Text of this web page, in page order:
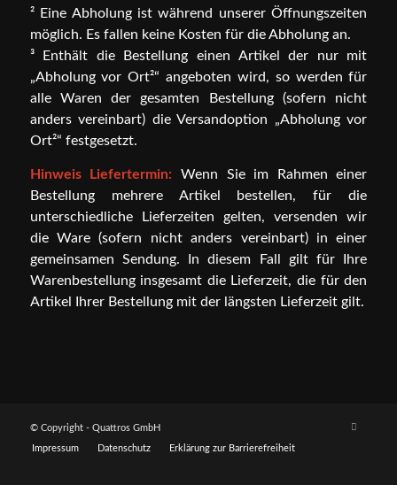
² Eine Abholung ist während unserer Öffnungszeiten
möglich. Es fallen keine Kosten für die Abholung an.
³ Enthält die Bestellung einen Artikel der nur mit
„Abholung vor Ort²“ angeboten wird, so werden für
alle Waren der gesamten Bestellung (sofern nicht
anders vereinbart) die Versandoption „Abholung vor
Ort²“ festgesetzt.
Hinweis Liefertermin: Wenn Sie im Rahmen einer
Bestellung mehrere Artikel bestellen, für die
unterschiedliche Lieferzeiten gelten, versenden wir
die Ware (sofern nicht anders vereinbart) in einer
gemeinsamen Sendung. In diesem Fall gilt für Ihre
Warenbestellung insgesamt die Lieferzeit, die für den
Artikel Ihrer Bestellung mit der längsten Lieferzeit gilt.
© Copyright - Quattros GmbH
Impressum Datenschutz Erklärung zur Barrierefreiheit